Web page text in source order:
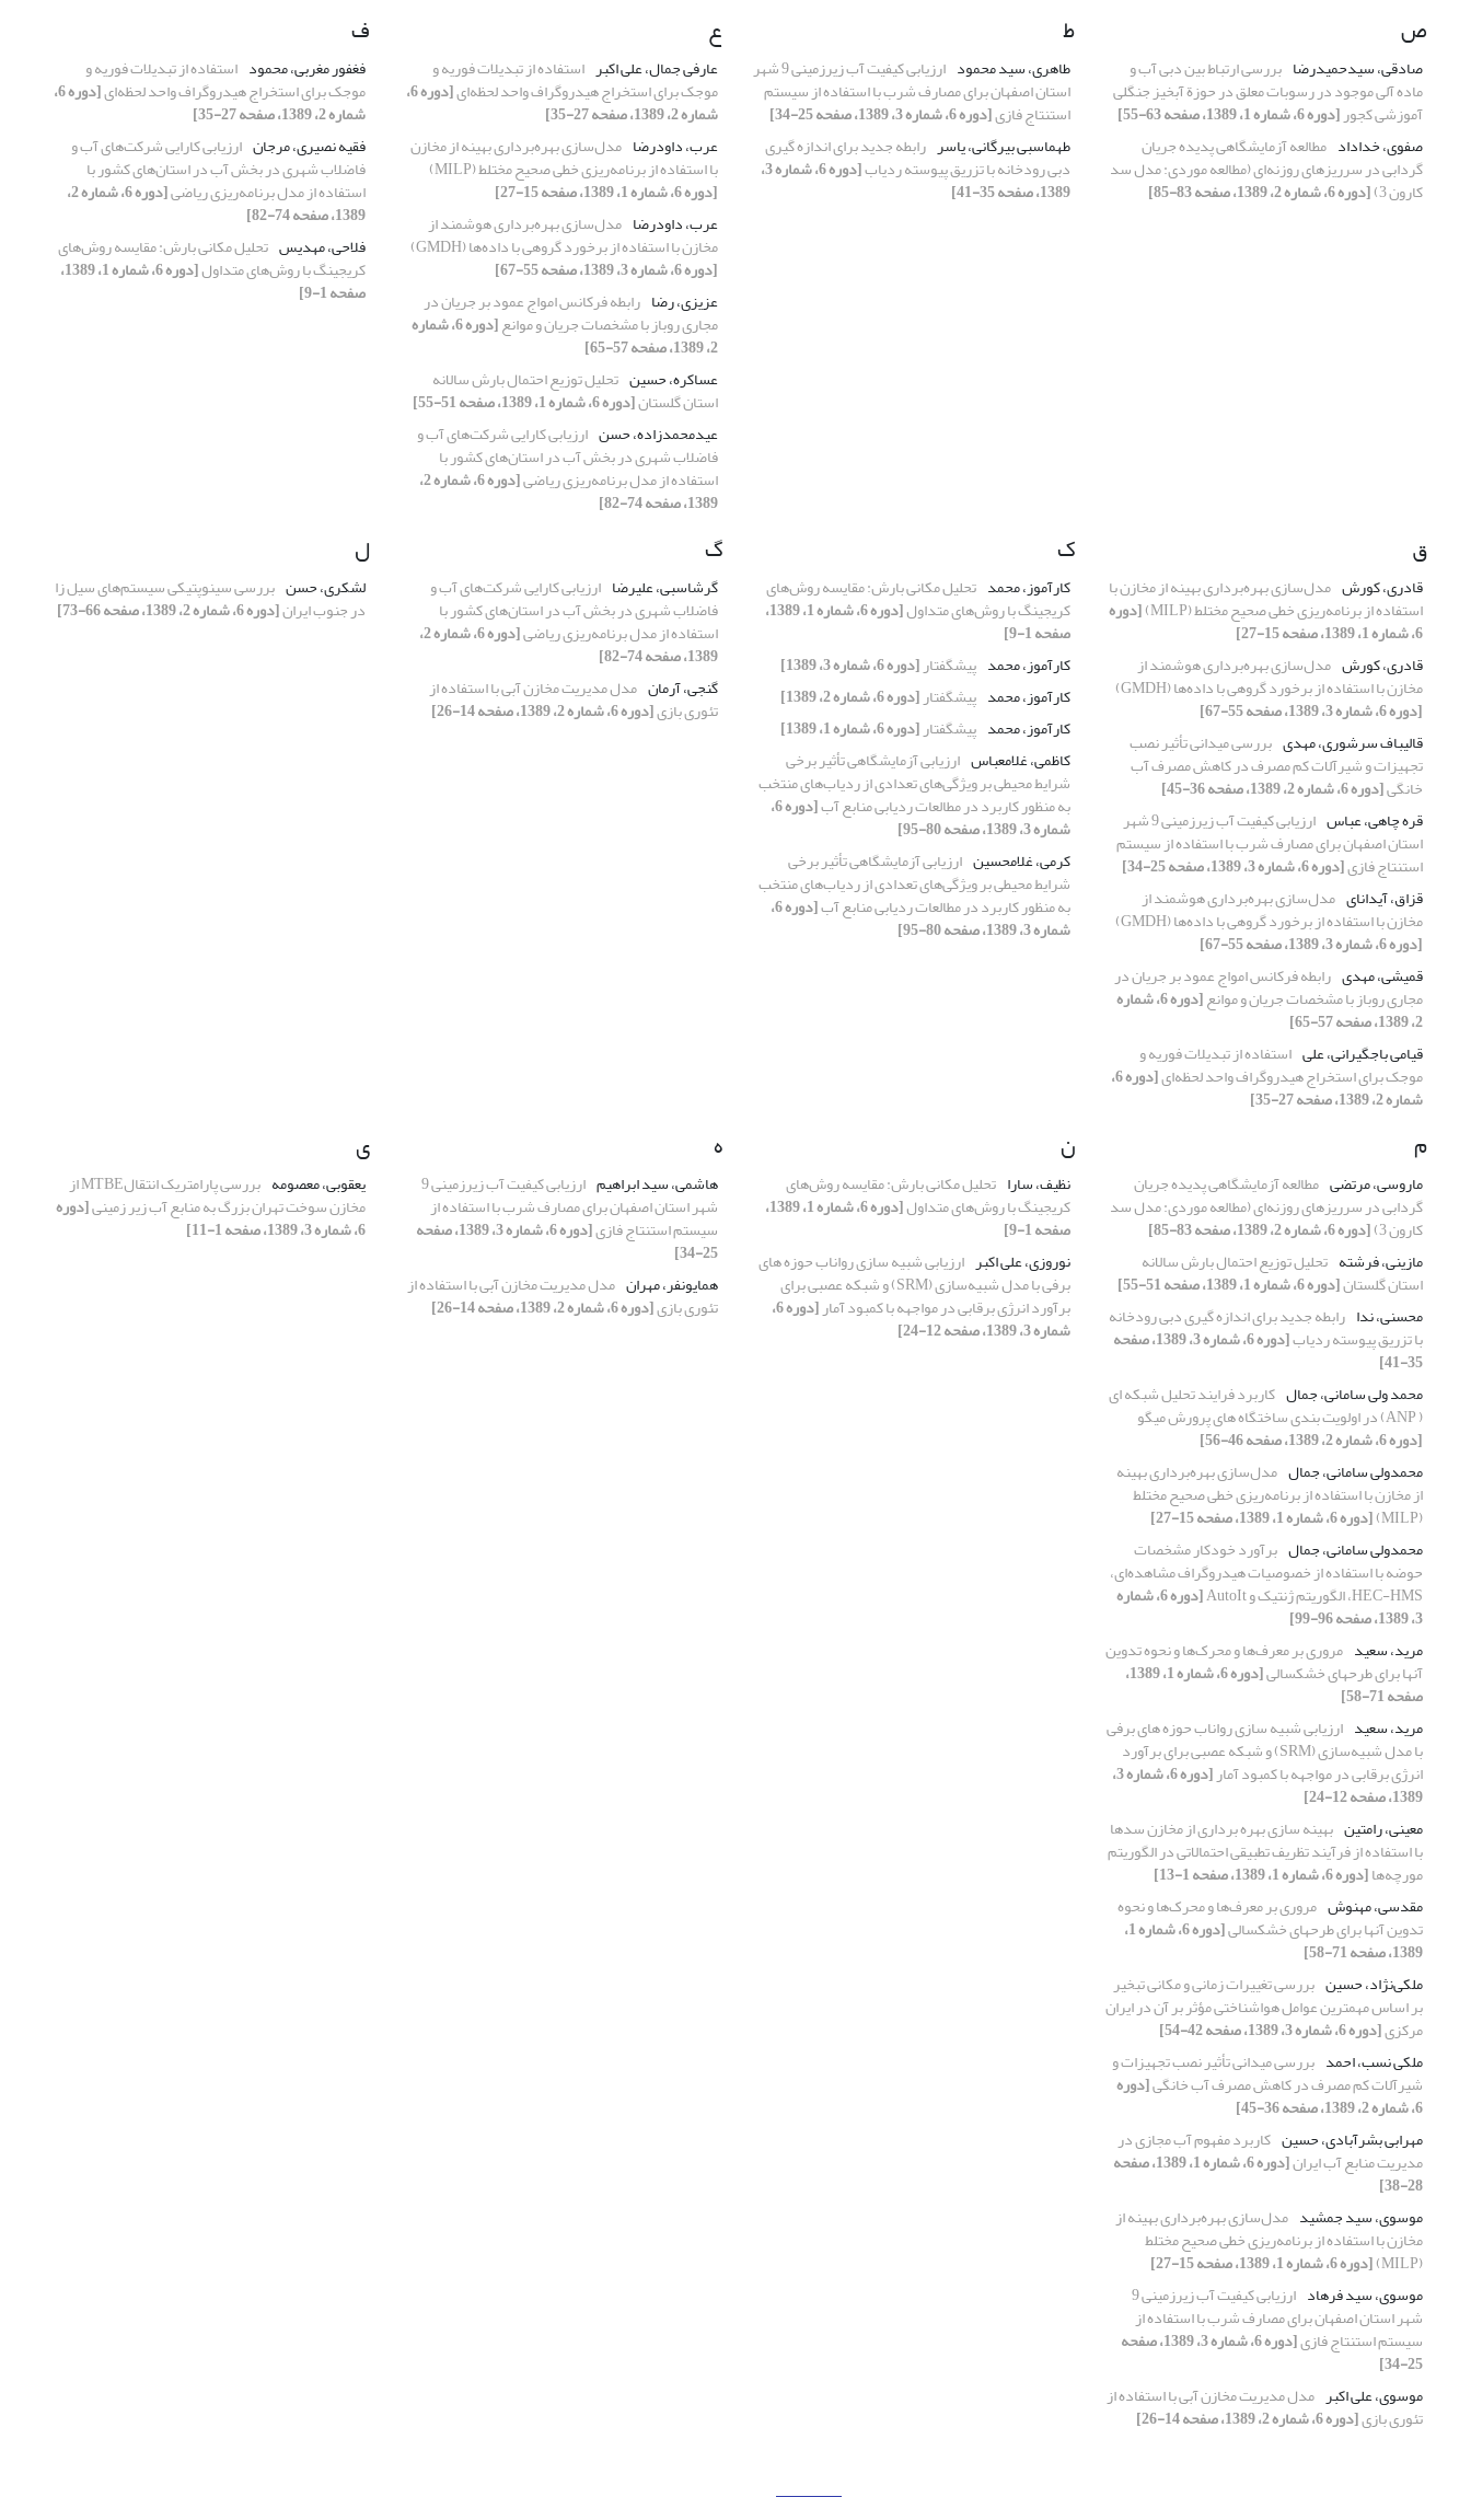
ص
صادقی، سیدحمیدرضا بررسی ارتباط بین دبی آب و
ماده آلی موجود در رسوبات معلق در حوزة آبخیز جنگلی
آموزشی کجور[دوره 6، شماره 1، 1389، صفحه 63-55]
صفوی، خداداد مطالعه آزمایشگاهی پدیده جریان
گردابی در سرریزهای روزنه‌ای (مطالعه موردی: مدل سد
کارون 3) [دوره 6، شماره 2، 1389، صفحه 83-85]
ط
طاهری، سید محمود ارزیابی کیفیت آب زیرزمینی 9 شهر
استان اصفهان برای مصارف شرب با استفاده از سیستم
استنتاج فازی[دوره 6، شماره 3، 1389، صفحه 25-34]
طهماسبی بیرگانی، یاسر رابطه جدید برای اندازه گیری
دبی رودخانه با تزریق پیوسته ردیاب [دوره 6، شماره 3،
1389، صفحه 35-41]
ع
عارفی جمال، علی اکبر استفاده از تبدیلات فوریه و
موجک برای استخراج هیدروگراف واحد لحظه‌ای [دوره 6،
شماره 2، 1389، صفحه 27-35]
عرب، داودرضا مدل‌سازی بهره‌برداری بهینه از مخازن
با استفاده از برنامه‌ریزی خطی صحیح مختلط (MILP)
[دوره 6، شماره 1، 1389، صفحه 15-27]
عرب، داودرضا مدل‌سازی بهره‌برداری هوشمند از
مخازن با استفاده از برخورد گروهی با داده‌ها (GMDH)
[دوره 6، شماره 3، 1389، صفحه 55-67]
عزیزی، رضا رابطه فرکانس امواج عمود بر جریان در
مجاری روباز با مشخصات جریان و موانع [دوره 6، شماره
2، 1389، صفحه 57-65]
عساکره، حسین تحلیل توزیع احتمال بارش سالانه
استان گلستان[دوره 6، شماره 1، 1389، صفحه 51-55]
عیدمحمدزاده، حسن ارزیابی کارایی شرکت‌های آب و
فاضلاب شهری در بخش آب در استان‌های کشور با
استفاده از مدل برنامه‌ریزی ریاضی [دوره 6، شماره 2،
1389، صفحه 74-82]
ف
فغفور مغربی، محمود استفاده از تبدیلات فوریه و
موجک برای استخراج هیدروگراف واحد لحظه‌ای [دوره 6،
شماره 2، 1389، صفحه 27-35]
فقیه نصیری، مرجان ارزیابی کارایی شرکت‌های آب و
فاضلاب شهری در بخش آب در استان‌های کشور با
استفاده از مدل برنامه‌ریزی ریاضی [دوره 6، شماره 2،
1389، صفحه 74-82]
فلاحی، مهدیس تحلیل مکانی بارش: مقایسه روش‌های
کریجینگ با روش‌های متداول [دوره 6، شماره 1، 1389،
صفحه 1-9]
ق
قادری، کورش مدل‌سازی بهره‌برداری بهینه از مخازن با
استفاده از برنامه‌ریزی خطی صحیح مختلط (MILP) [دوره
6، شماره 1، 1389، صفحه 15-27]
قادری، کورش مدل‌سازی بهره‌برداری هوشمند از
مخازن با استفاده از برخورد گروهی با داده‌ها (GMDH)
[دوره 6، شماره 3، 1389، صفحه 55-67]
قالیباف سرشوری، مهدی بررسی میدانی تأثیر نصب
تجهیزات و شیرآلات کم مصرف در کاهش مصرف آب
خانگی[دوره 6، شماره 2، 1389، صفحه 36-45]
قره چاهی، عباس
ارزیابی کیفیت آب زیرزمینی 9 شهر
استان اصفهان برای مصارف شرب با استفاده از سیستم
استنتاج فازی[دوره 6، شماره 3، 1389، صفحه 25-34]
قزاق، آیدانای مدل‌سازی بهره‌برداری هوشمند از
مخازن با استفاده از برخورد گروهی با داده‌ها (GMDH)
[دوره 6، شماره 3، 1389، صفحه 55-67]
قمیشی، مهدی رابطه فرکانس امواج عمود بر جریان در
مجاری روباز با مشخصات جریان و موانع [دوره 6، شماره
2، 1389، صفحه 57-65]
قیامی باجگیرانی، علی استفاده از تبدیلات فوریه و
موجک برای استخراج هیدروگراف واحد لحظه‌ای [دوره 6،
شماره 2، 1389، صفحه 27-35]
ک
کارآموز، محمد تحلیل مکانی بارش: مقایسه روش‌های
کریجینگ با روش‌های متداول [دوره 6، شماره 1، 1389،
صفحه 1-9]
کارآموز، محمد پیشگفتار[دوره 6، شماره 3، 1389]
کارآموز، محمد پیشگفتار[دوره 6، شماره 2، 1389]
کارآموز، محمد پیشگفتار[دوره 6، شماره 1، 1389]
کاظمی، غلامعباس ارزیابی آزمایشگاهی تأثیر برخی
شرایط محیطی بر ویژگی‌های تعدادی از ردیاب‌های منتخب
به منظور کاربرد در مطالعات ردیابی منابع آب [دوره 6،
شماره 3، 1389، صفحه 80-95]
کرمی، غلامحسین ارزیابی آزمایشگاهی تأثیر برخی
شرایط محیطی بر ویژگی‌های تعدادی از ردیاب‌های منتخب
به منظور کاربرد در مطالعات ردیابی منابع آب [دوره 6،
شماره 3، 1389، صفحه 80-95]
گ
گرشاسبی، علیرضا ارزیابی کارایی شرکت‌های آب و
فاضلاب شهری در بخش آب در استان‌های کشور با
استفاده از مدل برنامه‌ریزی ریاضی [دوره 6، شماره 2،
1389، صفحه 74-82]
گنجی، آرمان مدل مدیریت مخازن آبی با استفاده از
تئوری بازی[دوره 6، شماره 2، 1389، صفحه 14-26]
ل
لشکری، حسن بررسی سینوپتیکی سیستم‌های سیل زا
در جنوب ایران[دوره 6، شماره 2، 1389، صفحه 66-73]
م
ماروسی، مرتضی مطالعه آزمایشگاهی پدیده جریان
گردابی در سرریزهای روزنه‌ای (مطالعه موردی: مدل سد
کارون 3)
[دوره 6، شماره 2، 1389، صفحه 83-85]
مازینی، فرشته تحلیل توزیع احتمال بارش سالانه
استان گلستان[دوره 6، شماره 1، 1389، صفحه 51-55]
محسنی، ندا رابطه جدید برای اندازه گیری دبی رودخانه
با تزریق پیوسته ردیاب [دوره 6، شماره 3، 1389، صفحه
35-41]
محمد ولی سامانی، جمال کاربرد فرایند تحلیل شبکه ای
( ANP) در اولویت بندی ساختگاه های پرورش میگو
[دوره 6، شماره 2، 1389، صفحه 46-56]
محمدولی سامانی، جمال مدل‌سازی بهره‌برداری بهینه
از مخازن با استفاده از برنامه‌ریزی خطی صحیح مختلط
(MILP)
[دوره 6، شماره 1، 1389، صفحه 15-27]
محمدولی سامانی، جمال برآورد خودکار مشخصات
حوضه با استفاده از خصوصیات هیدروگراف مشاهده‌ای،
HEC-HMS، الگوریتم ژنتیک و AutoIt [دوره 6، شماره
3، 1389، صفحه 96-99]
مرید، سعید مروری بر معرف‌ها و محرک‌ها و نحوه تدوین
آنها برای طرحهای خشکسالی [دوره 6، شماره 1، 1389،
صفحه 71-58]
مرید، سعید ارزیابی شبیه سازی رواناب حوزه های برفی
با مدل شبیه‌سازی (SRM) و شبکه عصبی برای برآورد
انرژی برقابی در مواجهه با کمبود آمار [دوره 6، شماره 3،
1389، صفحه 12-24]
معینی، رامتین بهینه سازی بهره برداری از مخازن سدها
با استفاده از فرآیند تظریف تطبیقی احتمالاتی در الگوریتم
مورچه‌ها[دوره 6، شماره 1، 1389، صفحه 1-13]
مقدسی، مهنوش مروری بر معرف‌ها و محرک‌ها و نحوه
تدوین آنها برای طرحهای خشکسالی [دوره 6، شماره 1،
1389، صفحه 71-58]
ملکی‌نژاد، حسین بررسی تغییرات زمانی و مکانی تبخیر
بر اساس مهمترین عوامل هواشناختی مؤثر بر آن در ایران
مرکزی[دوره 6، شماره 3، 1389، صفحه 42-54]
ملکی نسب، احمد بررسی میدانی تأثیر نصب تجهیزات و
شیرآلات کم مصرف در کاهش مصرف آب خانگی[دوره
6، شماره 2، 1389، صفحه 36-45]
مهرابی بشرآبادی، حسین کاربرد مفهوم آب مجازی در
مدیریت منابع آب ایران [دوره 6، شماره 1، 1389، صفحه
28-38]
موسوی، سید جمشید مدل‌سازی بهره‌برداری بهینه از
مخازن با استفاده از برنامه‌ریزی خطی صحیح مختلط
(MILP)
[دوره 6، شماره 1، 1389، صفحه 15-27]
موسوی، سید فرهاد
ارزیابی کیفیت آب زیرزمینی 9
شهر استان اصفهان برای مصارف شرب با استفاده از
سیستم استنتاج فازی [دوره 6، شماره 3، 1389، صفحه
25-34]
موسوی، علی اکبر مدل مدیریت مخازن آبی با استفاده از
تئوری بازی[دوره 6، شماره 2، 1389، صفحه 14-26]
ن
نظیف، سارا تحلیل مکانی بارش: مقایسه روش‌های
کریجینگ با روش‌های متداول [دوره 6، شماره 1، 1389،
صفحه 1-9]
نوروزی، علی اکبر ارزیابی شبیه سازی رواناب حوزه های
برفی با مدل شبیه‌سازی (SRM) و شبکه عصبی برای
برآورد انرژی برقابی در مواجهه با کمبود آمار [دوره 6،
شماره 3، 1389، صفحه 12-24]
ه
هاشمی، سید ابراهیم ارزیابی کیفیت آب زیرزمینی 9
شهر استان اصفهان برای مصارف شرب با استفاده از
سیستم استنتاج فازی [دوره 6، شماره 3، 1389، صفحه
25-34]
همایونفر، مهران مدل مدیریت مخازن آبی با استفاده از
تئوری بازی[دوره 6، شماره 2، 1389، صفحه 14-26]
ی
یعقوبی، معصومه بررسی پارامتریک انتقالMTBE از
مخازن سوخت تهران بزرگ به منابع آب زیر زمینی[دوره
6، شماره 3، 1389، صفحه 1-11]